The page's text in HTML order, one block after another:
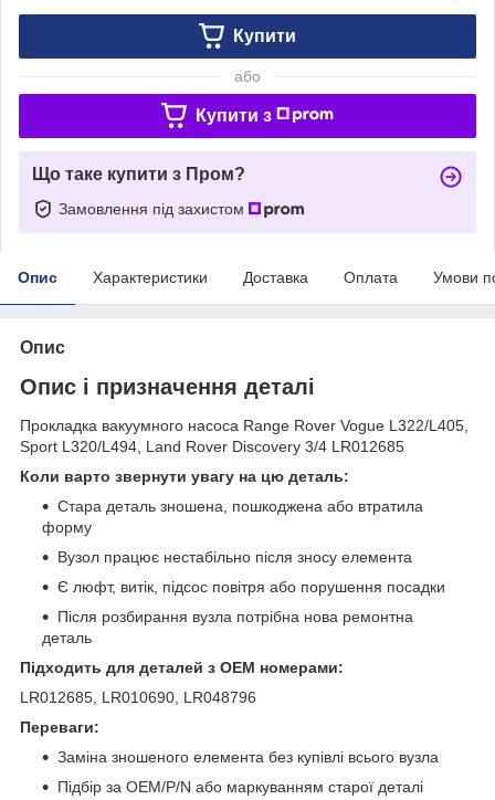
Купити
або
Купити з
Що таке купити з Пром?
Замовлення під захистом
Опис Характеристики Доставка Оплата Умови
Опис
Опис і призначення деталі
Прокладка вакуумного насоса Range Rover Vogue L322/L405,
Sport L320/L494, Land Rover Discovery 3/4 LR012685
Коли варто звернути увагу на цю деталь:
Стара деталь зношена, пошкоджена або втратила
форму
Вузол працює нестабільно після зносу елемента
Є люфт, витік, підсос повітря або порушення посадки
Після розбирання вузла потрібна нова ремонтна
деталь
Підходить для деталей з OEM номерами:
LR012685, LR010690, LR048796
Переваги:
Заміна зношеного елемента без купівлі всього вузла
Підбір за OEM/P/N або маркуванням старої деталі